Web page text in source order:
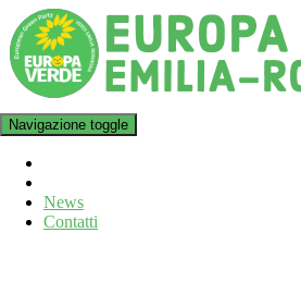
Navigazione toggle
News
Contatti